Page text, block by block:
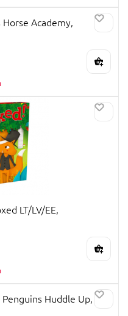
Horse Academy,
LT/LV/EE,
Huddle Up, (LT,